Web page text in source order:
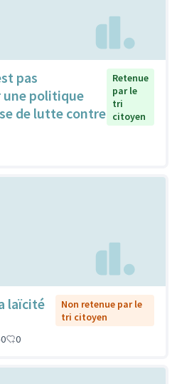
pas
politique
de lutte contre
Retenue
par le
tri
citoyen
laïcité
Non retenue par le
tri citoyen
0 0